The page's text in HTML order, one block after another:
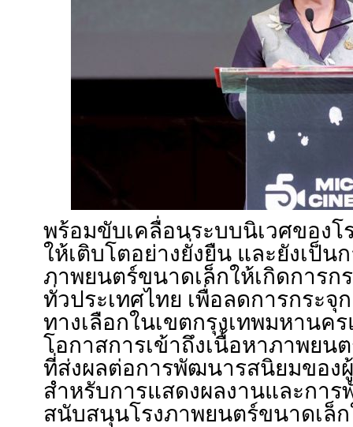
พร้อมขับเคลื่อนระบบนิเวศของโ
ให้เติบโตอย่างยั่งยืน และยังเป็น
ภาพยนตร์ขนาดเล็กให้เกิดการก
ทั่วประเทศไทย เพื่อลดการกระจุ
ทางเลือกในเขตกรุงเทพมหาน
โอกาสการเข้าถึงเนื้อหาภาพยน
ที่ส่งผลต่อการพัฒนารสนิยมของ
สำหรับการแสดงผลงานและกา
สนับสนุนโรงภาพยนตร์ขนาดเล็ก